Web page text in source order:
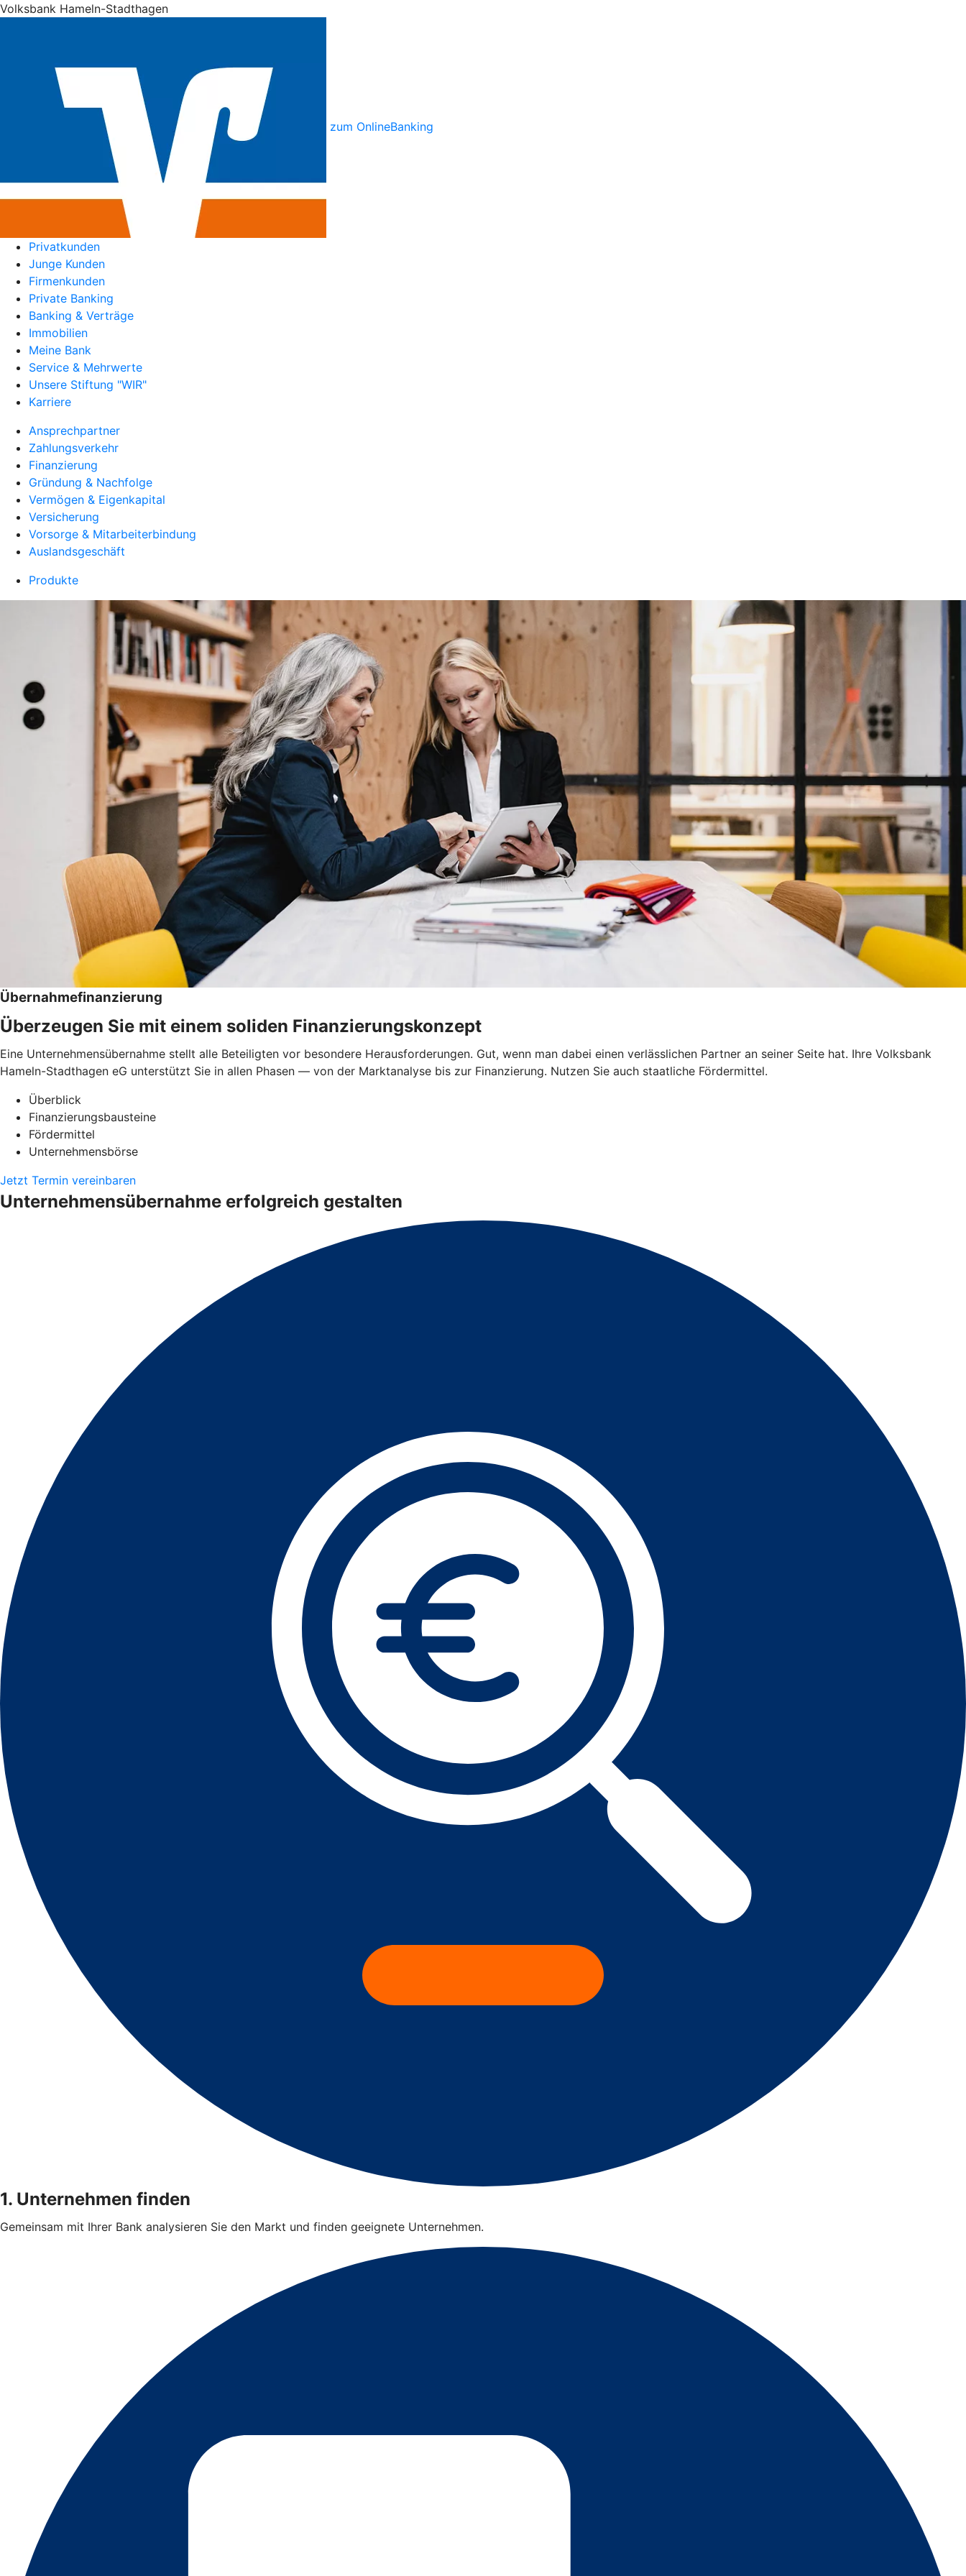
Volksbank Hameln-Stadthagen
zum OnlineBanking
Privatkunden
Junge Kunden
Firmenkunden
Private Banking
Banking & Verträge
Immobilien
Meine Bank
Service & Mehrwerte
Unsere Stiftung "WIR"
Karriere
Ansprechpartner
Zahlungsverkehr
Finanzierung
Gründung & Nachfolge
Vermögen & Eigenkapital
Versicherung
Vorsorge & Mitarbeiterbindung
Auslandsgeschäft
Produkte
Übernahmefinanzierung
Überzeugen Sie mit einem soliden Finanzierungskonzept
Eine Unternehmensübernahme stellt alle Beteiligten vor besondere Herausforderungen. Gut, wenn man dabei einen verlässlichen Partner an seiner Seite hat. Ihre Volksbank
Hameln-Stadthagen eG unterstützt Sie in allen Phasen — von der Marktanalyse bis zur Finanzierung. Nutzen Sie auch staatliche Fördermittel.
Überblick
Finanzierungsbausteine
Fördermittel
Unternehmensbörse
Jetzt Termin vereinbaren
Unternehmensübernahme erfolgreich gestalten
1. Unternehmen finden
Gemeinsam mit Ihrer Bank analysieren Sie den Markt und finden geeignete Unternehmen.